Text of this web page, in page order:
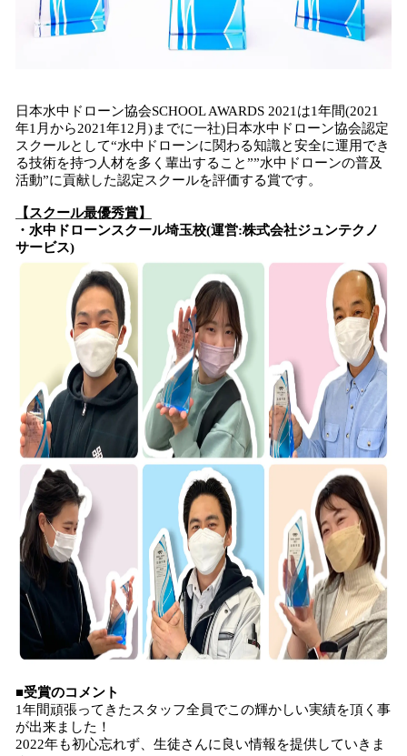
日本水中ドローン協会SCHOOL AWARDS 2021は1年間(2021
年1月から2021年12月)までに一社)日本水中ドローン協会認定
スクールとして“水中ドローンに関わる知識と安全に運用でき
る技術を持つ人材を多く輩出すること””水中ドローンの普及
活動”に貢献した認定スクールを評価する賞です。
【スクール最優秀賞】
・水中ドローンスクール埼玉校(運営:株式会社ジュンテクノ
サービス)
■受賞のコメント
1年間頑張ってきたスタッフ全員でこの輝かしい実績を頂く事
が出来ました！
2022年も初心忘れず、生徒さんに良い情報を提供していきま